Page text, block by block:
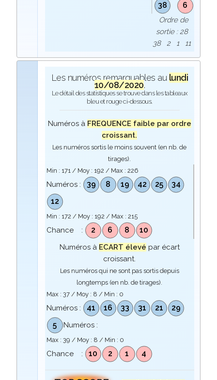
38
6
Ordre de
sortie : 28
38 2 1 11
Les numéros remarquables au lundi
10/08/2020.
Le détail des statistiques se trouve dans les tableaux
bleu et rouge ci-dessous.
Numéros à FREQUENCE faible par ordre
croissant.
Les numéros sortis le moins souvent (en nb. de
tirages).
Min : 171/ Moy : 192 / Max : 226
Numéros : 39 8 19 42 25
34
12
Min : 172 / Moy : 192 / Max : 215
Chance : 2 6 8 10
Numéros à ECART élevé par écart
croissant.
Les numéros qui ne sont pas sortis depuis
longtemps (en nb. de tirages).
Max : 37/ Moy : 8 / Min : 0
Numéros : 41 16 33 31 21
29
5
Numéros :
Max : 39 / Moy : 8 / Min : 0
Chance : 10 2 1 4